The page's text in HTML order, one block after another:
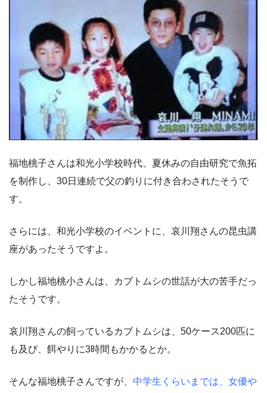
福地桃子さんは和光小学校時代、夏休みの自由研究で魚拓
を制作し、30日連続で父の釣りに付き合わされたそうで
す。
さらには、和光小学校のイベントに、哀川翔さんの昆虫講
座があったそうですよ。
しかし福地桃小さんは、カブトムシの世話が大の苦手だっ
たそうです。
哀川翔さんの飼っているカブトムシは、50ケース200匹に
も及び、餌やりに3時間もかかるとか。
そんな福地桃子さんですが、 中学生くらいまでは、女優や